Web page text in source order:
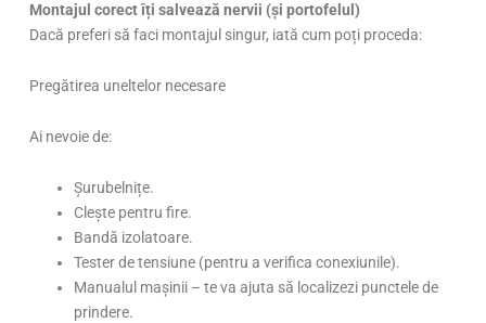
Montajul corect îți salvează nervii (și portofelul)
Dacă preferi să faci montajul singur, iată cum poți proceda:
Pregătirea uneltelor necesare
Ai nevoie de:
Șurubelnițe.
Clește pentru fire.
Bandă izolatoare.
Tester de tensiune (pentru a verifica conexiunile).
Manualul mașinii – te va ajuta să localizezi punctele de
prindere.